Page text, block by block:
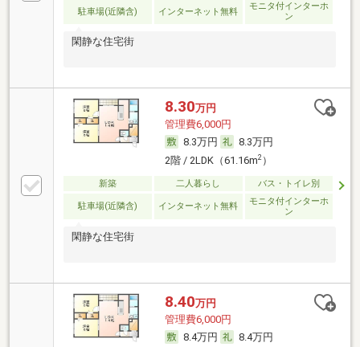
駐車場(近隣含) インターネット無料
モニタ付インターホ
ン
閑静な住宅街
8.30万円
管理費6,000円
8.3万円
8.3万円
2階 / 2LDK（61.16m2）
新築 二人暮らし バス・トイレ別
駐車場(近隣含) インターネット無料
モニタ付インターホ
ン
閑静な住宅街
8.40万円
管理費6,000円
8.4万円
8.4万円